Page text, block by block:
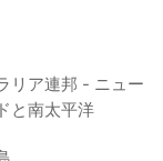
リア連邦 - ニュー
と南太平洋